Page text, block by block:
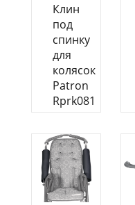
Клин
под
спинку
для
колясок
Patron
Rprk081